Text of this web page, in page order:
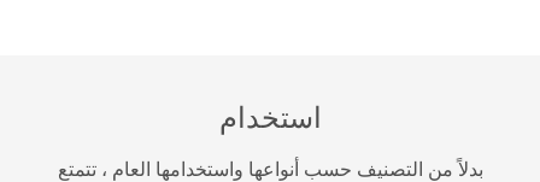
استخدام
بدلاً من التصنيف حسب أنواعها واستخدامها العام ، تتمتع